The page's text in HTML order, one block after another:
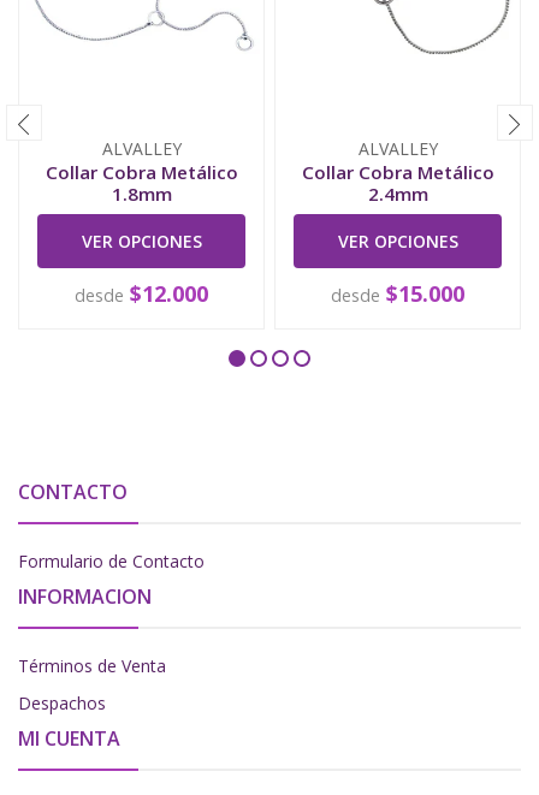
ALVALLEY
Collar Cobra Metálico
1.8mm
VER OPCIONES
desde $12.000
ALVALLEY
Collar Cobra Metálico
2.4mm
VER OPCIONES
desde $15.000
CONTACTO
Formulario de Contacto
INFORMACION
Términos de Venta
Despachos
MI CUENTA